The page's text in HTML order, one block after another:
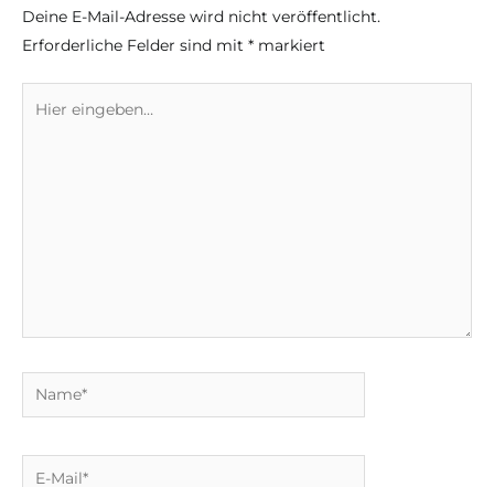
Deine E-Mail-Adresse wird nicht veröffentlicht.
Erforderliche Felder sind mit * markiert
eingeben…
Name*